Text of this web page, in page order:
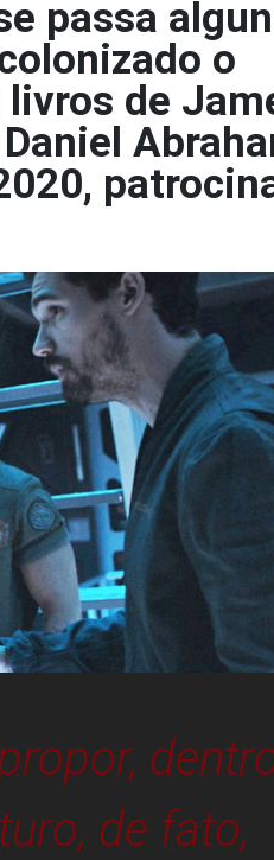
passa
o
de
de fato,